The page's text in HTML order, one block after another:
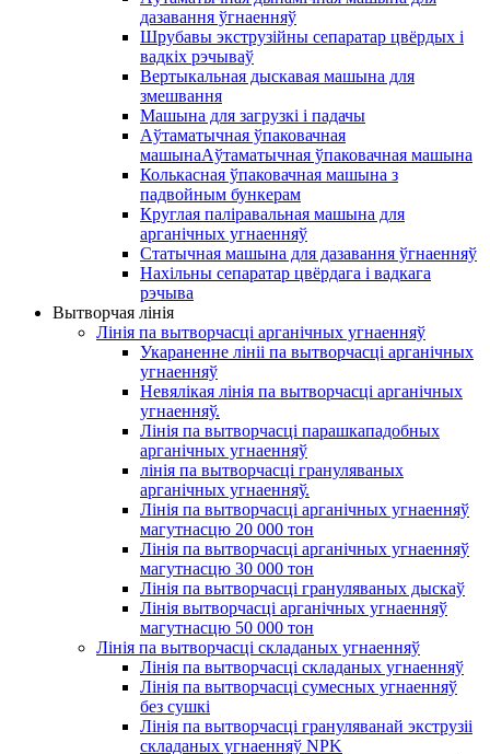
дазавання ўгнаенняў
Шрубавы экструзійны сепаратар цвёрдых і
вадкіх рэчываў
Вертыкальная дыскавая машына для
змешвання
Машына для загрузкі і падачы
Аўтаматычная ўпаковачная
машынаАўтаматычная ўпаковачная машына
Колькасная ўпаковачная машына з
падвойным бункерам
Круглая паліравальная машына для
арганічных угнаенняў
Статычная машына для дазавання ўгнаенняў
Нахільны сепаратар цвёрдага і вадкага
рэчыва
Вытворчая лінія
Лінія па вытворчасці арганічных угнаенняў
Укараненне лініі па вытворчасці арганічных
угнаенняў
Невялікая лінія па вытворчасці арганічных
угнаенняў.
Лінія па вытворчасці парашкападобных
арганічных угнаенняў
лінія па вытворчасці грануляваных
арганічных угнаенняў.
Лінія па вытворчасці арганічных угнаенняў
магутнасцю 20 000 тон
Лінія па вытворчасці арганічных угнаенняў
магутнасцю 30 000 тон
Лінія па вытворчасці грануляваных дыскаў
Лінія вытворчасці арганічных угнаенняў
магутнасцю 50 000 тон
Лінія па вытворчасці складаных угнаенняў
Лінія па вытворчасці складаных угнаенняў
Лінія па вытворчасці сумесных угнаенняў
без сушкі
Лінія па вытворчасці грануляванай экструзіі
складаных угнаенняў NPK